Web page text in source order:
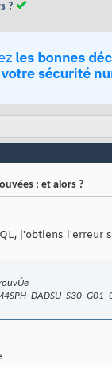
?
; et alors ?
j'obtiens l'erreur